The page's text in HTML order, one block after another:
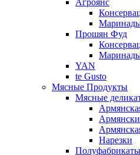
Агроянс
Прошян Фуд
YAN
te Gusto
Мясные Продукты
Мясные
Нарезки
Полуфабрикаты